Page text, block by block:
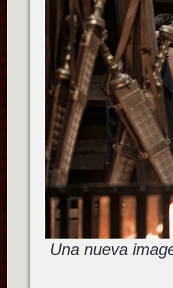
Una nueva